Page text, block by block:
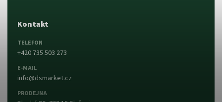
Kontakt
TELEFON
+420 735 503 273
E-MAIL
info@dsmarket.cz
PRODEJNA